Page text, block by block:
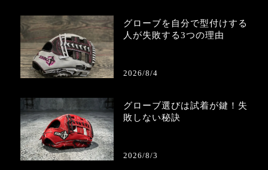
グローブを自分で型付けする
人が失敗する3つの理由
2026/8/4
グローブ選びは試着が鍵！失
敗しない秘訣
2026/8/3